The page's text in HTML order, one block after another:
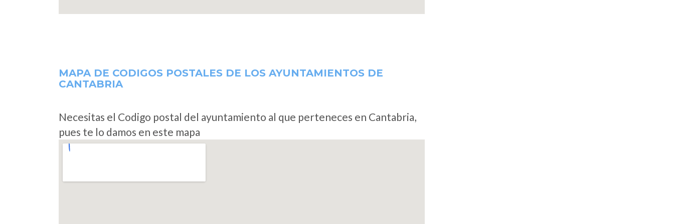
MAPA DE CODIGOS POSTALES DE LOS AYUNTAMIENTOS DE
CANTABRIA
Necesitas el Codigo postal del ayuntamiento al que perteneces en Cantabria,
pues te lo damos en este mapa